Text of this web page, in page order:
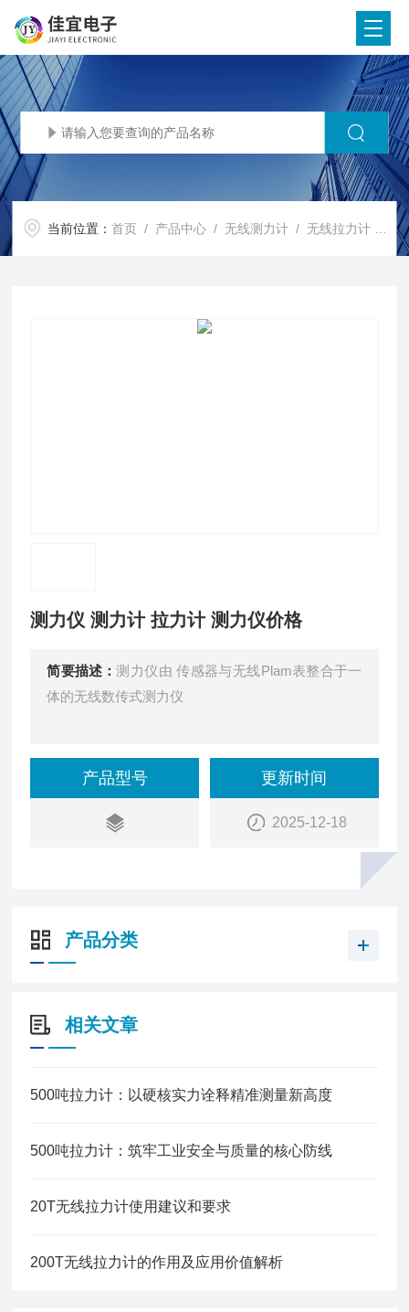
当前位置：首页 / 产品中心 / 无线测力计 / 无线拉力计
测力仪 测力计 拉力计 测力仪价格
简要描述：测力仪由 传感器与无线Plam表整合于一
体的无线数传式测力仪
产品型号 更新时间
2025-12-18
产品分类
相关文章
500吨拉力计：以硬核实力诠释精准测量新高度
500吨拉力计：筑牢工业安全与质量的核心防线
20T无线拉力计使用建议和要求
200T无线拉力计的作用及应用价值解析